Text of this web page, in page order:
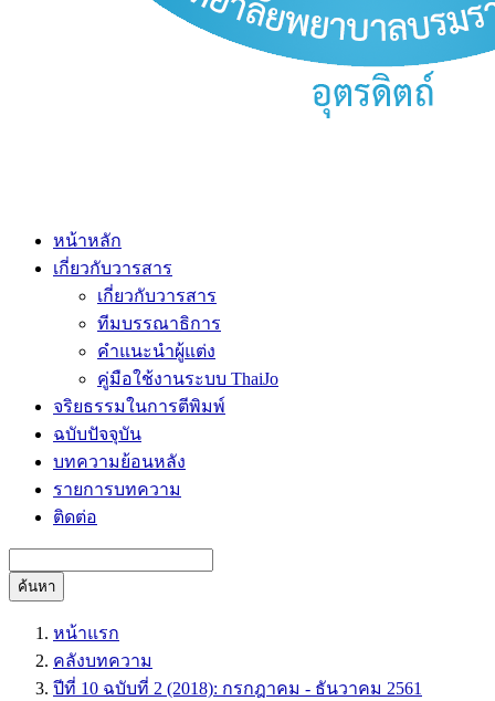
หน้าหลัก
เกี่ยวกับวารสาร
เกี่ยวกับวารสาร
ทีมบรรณาธิการ
คำแนะนำผู้แต่ง
คู่มือใช้งานระบบ ThaiJo
จริยธรรมในการตีพิมพ์
ฉบับปัจจุบัน
บทความย้อนหลัง
รายการบทความ
ติดต่อ
ค้นหา
หน้าแรก
คลังบทความ
ปีที่ 10 ฉบับที่ 2 (2018): กรกฎาคม - ธันวาคม 2561